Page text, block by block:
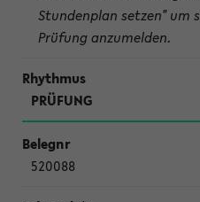
Stundenplan setzen" um
Prüfung anzumelden.
PRÜFUNG
520088